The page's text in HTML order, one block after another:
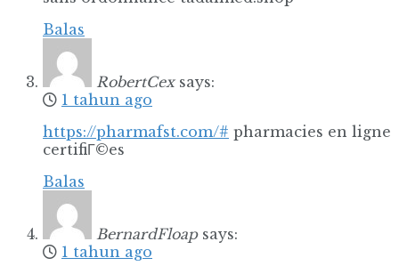
Balas
RobertCex says:
1 tahun ago
https://pharmafst.com/# pharmacies en ligne
certifiГ©es
Balas
BernardFloap says:
1 tahun ago